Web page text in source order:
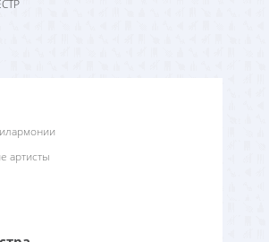
артисты